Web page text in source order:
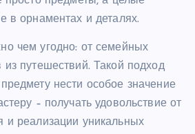
в орнаментах и деталях.
чем угодно: от семейных
из путешествий. Такой подход
нести особое значение
– получать удовольствие от
и реализации уникальных